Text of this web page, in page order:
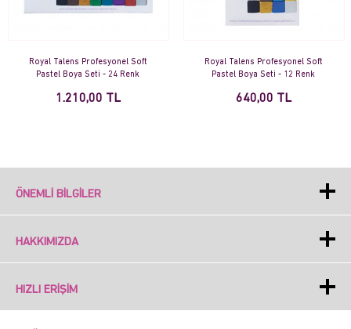
Royal Talens Profesyonel Soft
Pastel Boya Seti - 24 Renk
1.210,00 TL
Royal Talens Profesyonel Soft
Pastel Boya Seti - 12 Renk
640,00 TL
ÖNEMLI BILGILER
HAKKIMIZDA
HIZLI ERIŞIM